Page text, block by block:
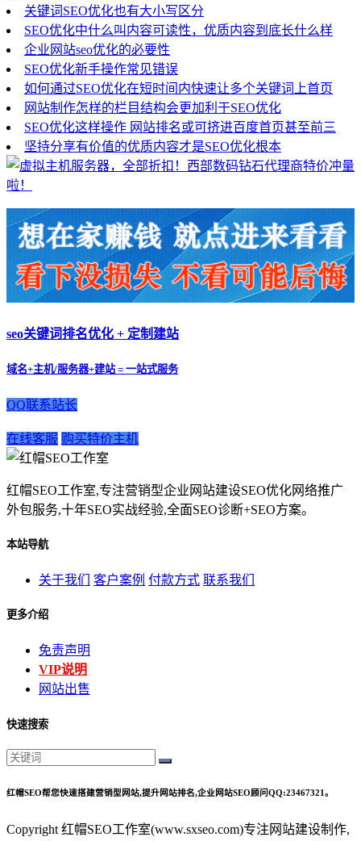
关键词SEO优化也有大小写区分
SEO优化中什么叫内容可读性，优质内容到底长什么样
企业网站seo优化的必要性
SEO优化新手操作常见错误
如何通过SEO优化在短时间内快速让多个关键词上首页
网站制作怎样的栏目结构会更加利于SEO优化
SEO优化这样操作 网站排名或可挤进百度首页甚至前三
坚持分享有价值的优质内容才是SEO优化根本
seo关键词排名优化 + 定制建站
域名+主机/服务器+建站 = 一站式服务
QQ联系站长
在线客服 购买特价主机
红帽SEO工作室,专注营销型企业网站建设SEO优化网络推广
外包服务,十年SEO实战经验,全面SEO诊断+SEO方案。
本站导航
关于我们 客户案例 付款方式 联系我们
更多介绍
免责声明
VIP说明
网站出售
快速搜索
红帽SEO帮您快速搭建营销型网站,提升网站排名,企业网站SEO顾问QQ:23467321。
Copyright 红帽SEO工作室(www.sxseo.com)专注网站建设制作,